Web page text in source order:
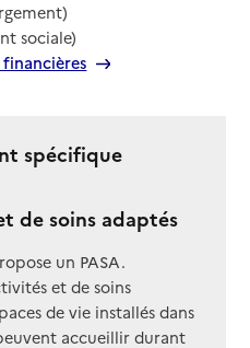
sociale)
financières
spécifique
de soins adaptés
un PASA.
et de soins
de vie installés dans
accueillir durant